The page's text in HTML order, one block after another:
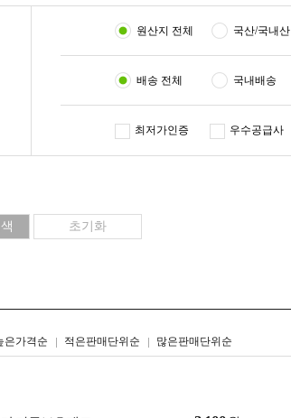
원산지 전체 국산/국내산
배송 전체 국내배송
최저가인증 우수공급사
은가격순 적은판매단위순 많은판매단위순